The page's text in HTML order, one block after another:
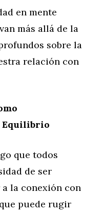
en mente
más allá de la
sobre la
relación con
Equilibrio
que todos
de ser
la conexión con
puede rugir